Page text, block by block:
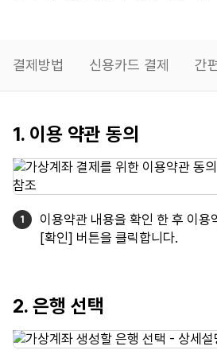
수
센
터
결제방법 신용카드 결제 간
가상계좌
결제
1. 이용 약관 동의
이용약관 내용을 확인 한 후 이용
[확인] 버튼을 클릭합니다.
2. 은행 선택